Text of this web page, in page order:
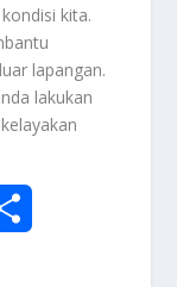
kita.
lapangan.
lakukan